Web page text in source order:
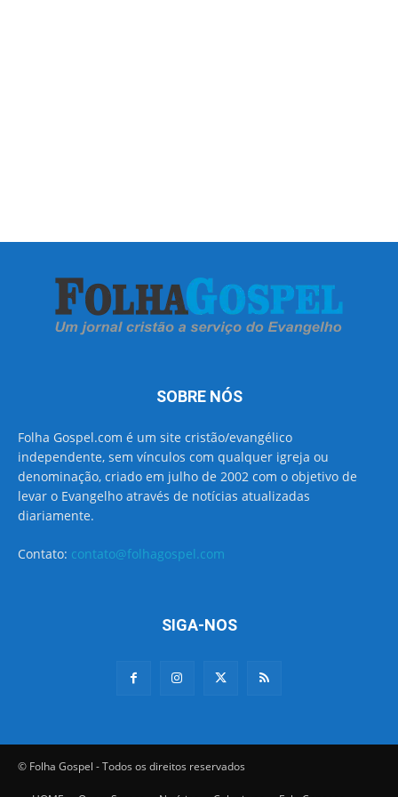
SOBRE NÓS
Folha Gospel.com é um site cristão/evangélico
independente, sem vínculos com qualquer igreja ou
denominação, criado em julho de 2002 com o objetivo de
levar o Evangelho através de notícias atualizadas
diariamente.
Contato: contato@folhagospel.com
SIGA-NOS
© Folha Gospel - Todos os direitos reservados